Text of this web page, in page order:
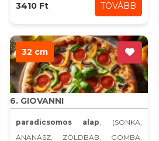
3410 Ft TOVÁBB
32 cm
6. GIOVANNI
paradicsomos alap, (SONKA,
ANANÁSZ, ZÖLDBAB, GOMBA,